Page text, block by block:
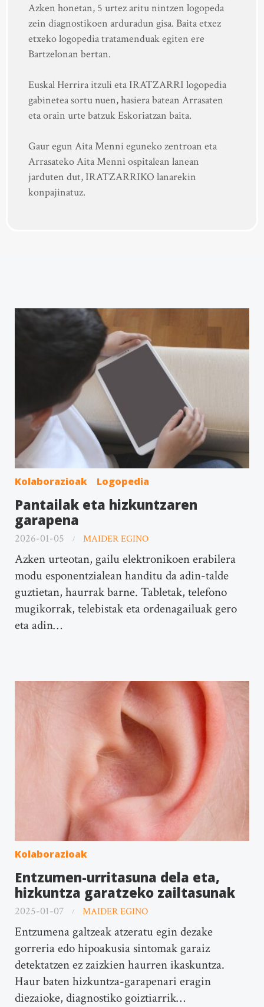
Azken honetan, 5 urtez aritu nintzen logopeda
zein diagnostikoen arduradun gisa. Baita etxez
etxeko logopedia tratamenduak egiten ere
Bartzelonan bertan.
Euskal Herrira itzuli eta IRATZARRI logopedia
gabinetea sortu nuen, hasiera batean Arrasaten
eta orain urte batzuk Eskoriatzan baita.
Gaur egun Aita Menni eguneko zentroan eta
Arrasateko Aita Menni ospitalean lanean
jarduten dut, IRATZARRIKO lanarekin
konpajinatuz.
Kolaborazioak Logopedia
Pantailak eta hizkuntzaren
garapena
2026-01-05 MAIDER EGINO
Azken urteotan, gailu elektronikoen erabilera
modu esponentzialean handitu da adin-talde
guztietan, haurrak barne. Tabletak, telefono
mugikorrak, telebistak eta ordenagailuak gero
eta adin…
Kolaborazioak
Entzumen-urritasuna dela eta,
hizkuntza garatzeko zailtasunak
2025-01-07 MAIDER EGINO
Entzumena galtzeak atzeratu egin dezake
gorreria edo hipoakusia sintomak garaiz
detektatzen ez zaizkien haurren ikaskuntza.
Haur baten hizkuntza-garapenari eragin
diezaioke, diagnostiko goiztiarrik…